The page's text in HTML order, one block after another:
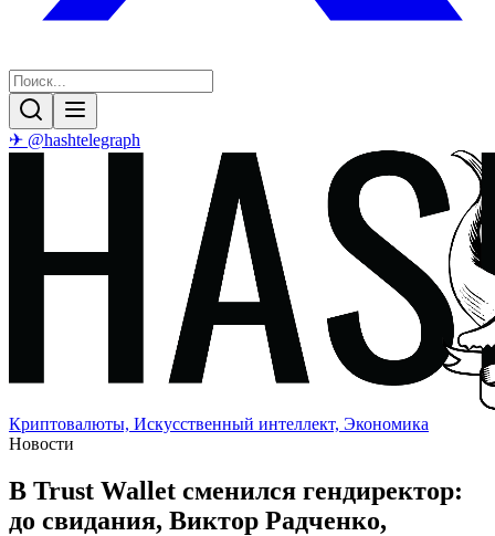
✈ @hashtelegraph
Криптовалюты, Искусственный интеллект, Экономика
Новости
В Trust Wallet сменился гендиректор:
до свидания, Виктор Радченко,